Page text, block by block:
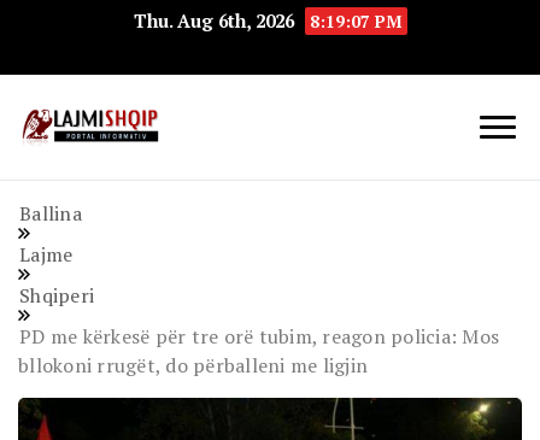
Thu. Aug 6th, 2026 8:19:08 PM
Ballina
Lajme
Shqiperi
PD me kërkesë për tre orë tubim, reagon policia: Mos
bllokoni rrugët, do përballeni me ligjin